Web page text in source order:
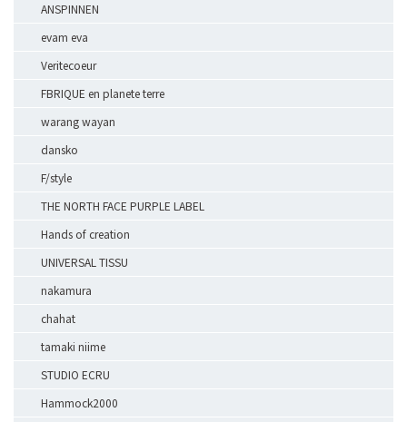
ANSPINNEN
evam eva
Veritecoeur
FBRIQUE en planete terre
warang wayan
dansko
F/style
THE NORTH FACE PURPLE LABEL
Hands of creation
UNIVERSAL TISSU
nakamura
chahat
tamaki niime
STUDIO ECRU
Hammock2000